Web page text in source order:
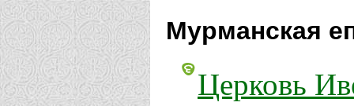
Мурманская
Церковь